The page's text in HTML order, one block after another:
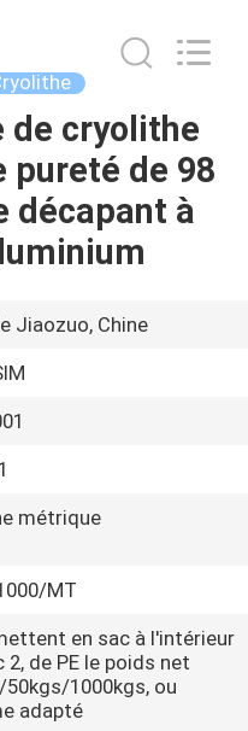
de cryolithe
pureté de 98
décapant à
Jiaozuo, Chine
métrique
MT
en sac à l'intérieur
2, de PE le poids net
50kgs/1000kgs, ou
adapté